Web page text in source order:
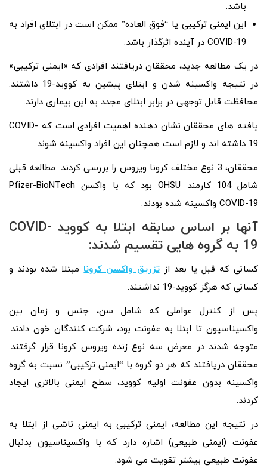
باشد.
این ایمنی ترکیبی یا “فوق العاده” ممکن است در ابتلای افراد به
COVID-19 در آینده اثرگذار باشد.
در یک مطالعه جدید، محققان دریافتند افرادی که «ایمنی ترکیبی»
در نتیجه واکسینه شدن و ابتلای پیشین به کووید-19 داشتند.
محافظت قابل توجهی در برابر ابتلای مجدد به این بیماری دارند.
یافته‌ های محققان نشان‌ دهنده اهمیت افرادی است که COVID-
19 داشته‌ اند و لازم است همچنان این افراد واکسینه شوند.
محققان، 3 نوع مختلف کرونا ویروس را بررسی کردند. مطالعه قبلی
شامل 104 کارمند OHSU بود که با واکسن Pfizer-BioNTech
COVID-19 واکسینه شده بودند.
آنها بر اساس سابقه ابتلا به کووید COVID-
19 به گروه هایی تقسیم شدند:
کسانی که قبل یا بعد ازتزریق واکسن کرونامبتلا شده بودند و
کسانی که هرگز کووید-19 نداشتند.
پس از کنترل عواملی که شامل سن، جنس و زمان بین
واکسیناسیون تا ابتلا به عفونت بود، شرکت‌ کنندگان خون دادند.
متوجه شدند در معرض سه نوع زنده ویروس کرونا قرار گرفتند.
محققان دریافتند که هر دو گروه با “ایمنی ترکیبی” نسبت به گروه
واکسینه بدون عفونت اولیه کووید، سطح ایمنی بالاتری ایجاد
کردند.
در نتیجه این مطالعه، ایمنی ترکیبی به ایمنی ناشی از ابتلا به
عفونت (ایمنی طبیعی) اشاره دارد که با واکسیناسیون بدنبال
عفونت طبیعی بیشتر تقویت می شود.